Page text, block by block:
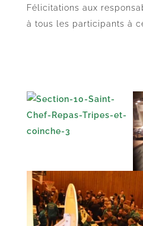
Félicitations aux
à tous les participants à